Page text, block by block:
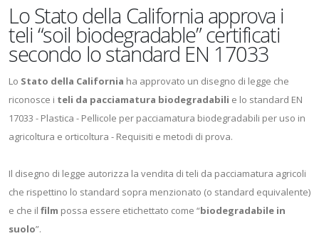
Lo Stato della California approva i
teli “soil biodegradable” certificati
secondo lo standard EN 17033
Lo Stato della California ha approvato un disegno di legge che
riconosce i teli da pacciamatura biodegradabili e lo standard EN
17033 - Plastica - Pellicole per pacciamatura biodegradabili per uso in
agricoltura e orticoltura - Requisiti e metodi di prova.
Il disegno di legge autorizza la vendita di teli da pacciamatura agricoli
che rispettino lo standard sopra menzionato (o standard equivalente)
e che il film possa essere etichettato come “biodegradabile in
suolo”.